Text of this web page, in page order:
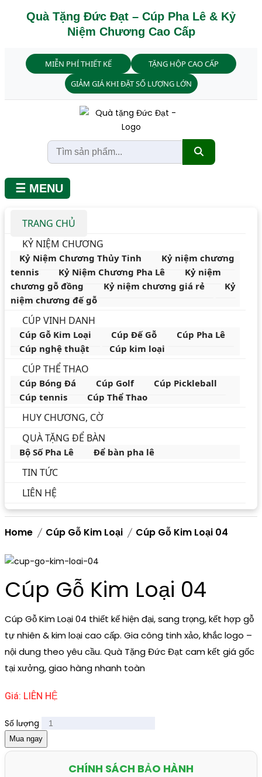
Quà Tặng Đức Đạt – Cúp Pha Lê & Kỷ
Niệm Chương Cao Cấp
MIỄN PHÍ THIẾT KẾ
TẶNG HỘP CAO CẤP
GIẢM GIÁ KHI ĐẶT SỐ LƯỢNG LỚN
☰ MENU
TRANG CHỦ
KỶ NIỆM CHƯƠNG
Kỷ Niệm Chương Thủy Tinh
Kỷ niệm chương
tennis
Kỷ Niệm Chương Pha Lê
Kỷ niệm
chương gỗ đồng
Kỷ niệm chương giá rẻ
Kỷ
niệm chương đế gỗ
CÚP VINH DANH
Cúp Gỗ Kim Loại Cúp Đế Gỗ
Cúp Pha Lê
Cúp nghệ thuật
Cúp kim loại
CÚP THỂ THAO
Cúp Bóng Đá Cúp Golf
Cúp Pickleball
Cúp tennis
Cúp Thể Thao
HUY CHƯƠNG, CỜ
QUÀ TẶNG ĐỂ BÀN
Bộ Số Pha Lê Để bàn pha lê
TIN TỨC
LIÊN HỆ
Home Cúp Gỗ Kim Loại Cúp Gỗ Kim Loại 04
Cúp Gỗ Kim Loại 04
Cúp Gỗ Kim Loại 04 thiết kế hiện đại, sang trọng, kết hợp gỗ
tự nhiên & kim loại cao cấp. Gia công tinh xảo, khắc logo –
nội dung theo yêu cầu. Quà Tặng Đức Đạt cam kết giá gốc
tại xưởng, giao hàng nhanh toàn
Giá: LIÊN HỆ
Số lượng
Mua ngay
CHÍNH SÁCH BẢO HÀNH